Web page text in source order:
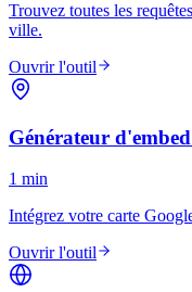
Trouvez toutes les
ville.
Ouvrir l'outil
Générateur
1 min
Intégrez votre carte
Ouvrir l'outil